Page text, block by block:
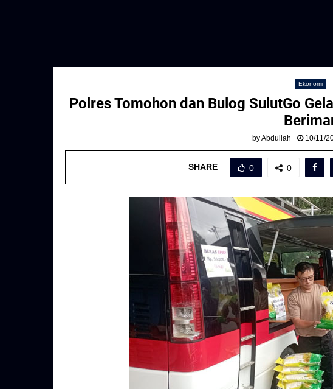
Ekonomi
Polres Tomohon dan Bulog SulutGo
byAbdullah 10/11/
SHARE 0 0